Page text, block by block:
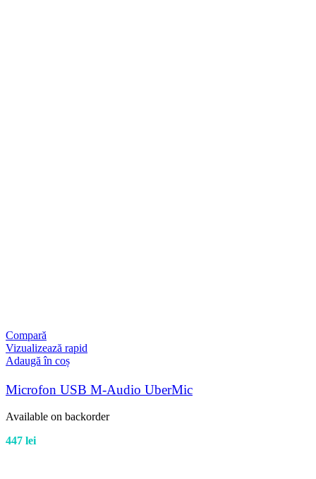
Compară
Vizualizează rapid
Adaugă în coș
Microfon USB M-Audio UberMic
Available on backorder
447 lei